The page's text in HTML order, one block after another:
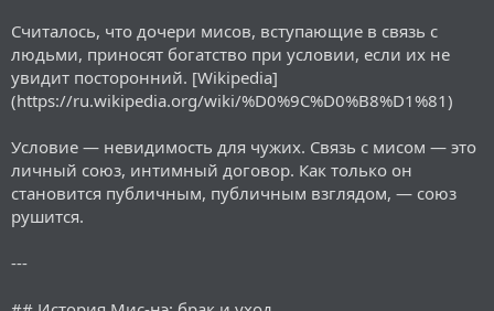
Считалось, что дочери мисов, вступающие в связь с
людьми, приносят богатство при условии, если их не
увидит посторонний. [Wikipedia]
(https://ru.wikipedia.org/wiki/%D0%9C%D0%B8%D1%81)
Условие — невидимость для чужих. Связь с мисом — это
личный союз, интимный договор. Как только он
становится публичным, публичным взглядом, — союз
рушится.
---